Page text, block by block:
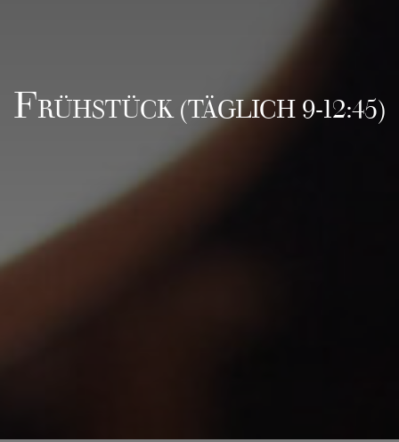
FRÜHSTÜCK (TÄGLICH 9-12:45)